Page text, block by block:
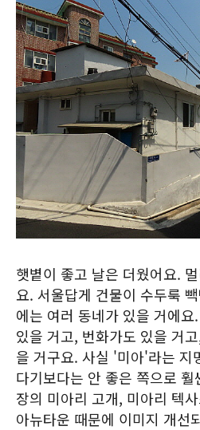
햇볕이 좋고 날은 더웠어요.
요. 서울답게 건물이 수두룩
에는 여러 동네가 있을 거에
있을 거고, 번화가도 있을 거
을 거구요. 사실 '미아'라는 지
다기보다는 안 좋은 쪽으로
장의 미아리 고개, 미아리 텍
아뉴타운 때문에 이미지 개선